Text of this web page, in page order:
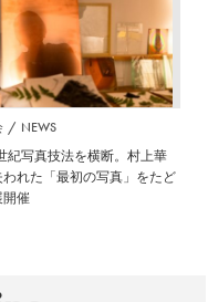
NEWS
紀写真技法を横断。村上華
れた「最初の写真」をたど
開催